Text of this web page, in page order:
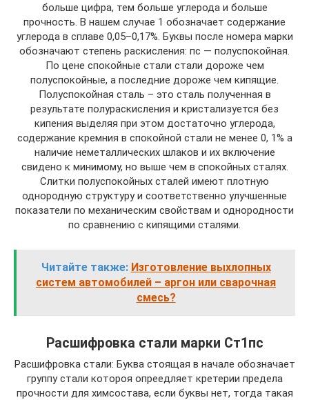
больше цифра, тем больше углерода и больше
прочность. В нашем случае 1 обозначает содержание
углерода в сплаве 0,05–0,17%. Буквы после номера марки
обозначают степень раскиcления: пс — полуспокойная.
По цене спокойные стали стали дороже чем
полуспокойные, а последние дороже чем кипящие.
Полуспокойная сталь – это сталь полученная в
результате полураскисления и кристализуется без
кипения выделяя при этом достаточно углерода,
содержание кремния в спокойной стали не менее 0, 1% а
наличие неметаллических шлаков и их включение
свидено к минимому, но выше чем в спокойных сталях.
Слитки полуспокойных сталей имеют плотную
однородную структуру и соответственно улучшенные
показатели по механическим свойствам и однородности
по сравнению с кипящими сталями.
Читайте также: Изготовление выхлопных
систем автомобилей – аргон или сварочная
смесь?
Расшифровка стали марки Ст1пс
Расшифровка стали: Буква стоящая в начале обозначает
группу стали котороя опреедляет кретерии предела
прочности для химсостава, если буквы нет, тогда такая